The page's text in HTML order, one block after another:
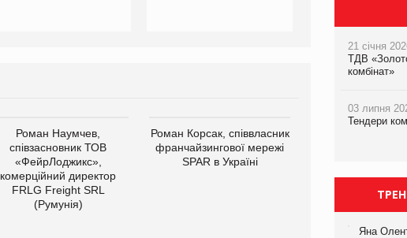
Роман Наумчев,
співзасновник ТОВ
«ФейрЛоджикс»,
комерційний директор
FRLG Freight SRL
(Румунія)
Роман Корсак, співвласник
франчайзингової мережі
SPAR в Україні
21 січня
ТДВ
комбінат»
03 липня
Тендери
Яна